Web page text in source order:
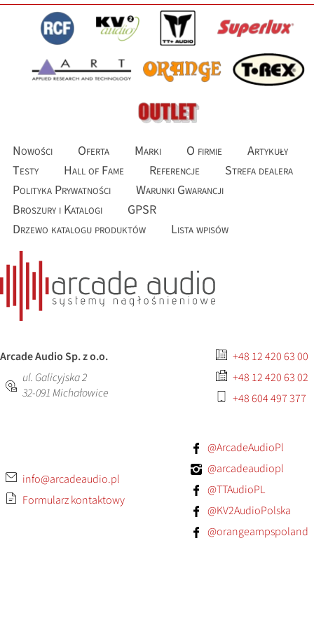
Nowości Oferta Marki O firmie
Artykuły
Testy
Hall of Fame Referencje
Strefa dealera
Polityka Prywatności
Warunki Gwarancji
Broszury i Katalogi
GPSR
Drzewo katalogu produktów
Lista wpisów
Arcade Audio Sp. z o.o.
ul. Galicyjska 2
32-091Michałowice
+48 12 420 63 00
+48 12 420 63 02
+48 604 497 377
info@arcadeaudio.pl
Formularz kontaktowy
@ArcadeAudioPl
@arcadeaudiopl
@TTAudioPL
@KV2AudioPolska
@orangeampspoland